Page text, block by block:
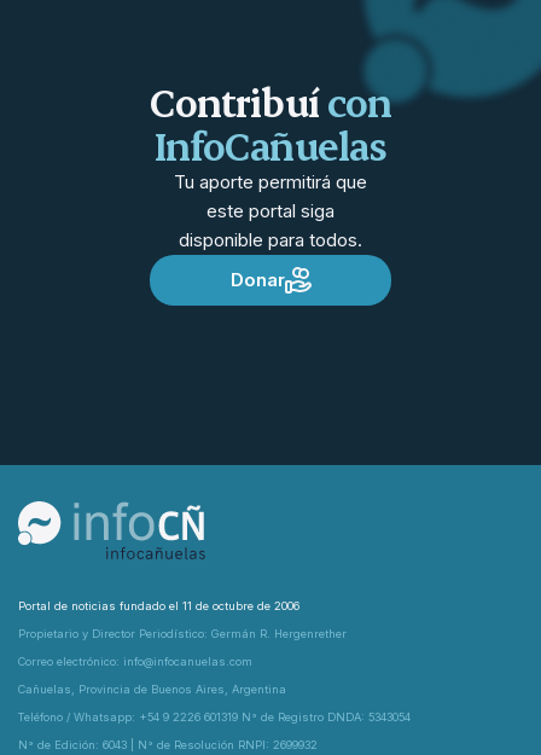
Contribuícon
InfoCañuelas
Tu aporte permitirá que
este portal siga
disponible para todos.
Donar
Portal de noticias fundado el 11 de octubre de 2006
Propietario y Director Periodístico: Germán R. Hergenrether
Correo electrónico: info@infocanuelas.com
Cañuelas, Provincia de Buenos Aires, Argentina
Teléfono / Whatsapp: +54 9 2226 601319 N° de Registro DNDA: 5343054
N° de Edición: 6043 | N° de Resolución RNPI: 2699932